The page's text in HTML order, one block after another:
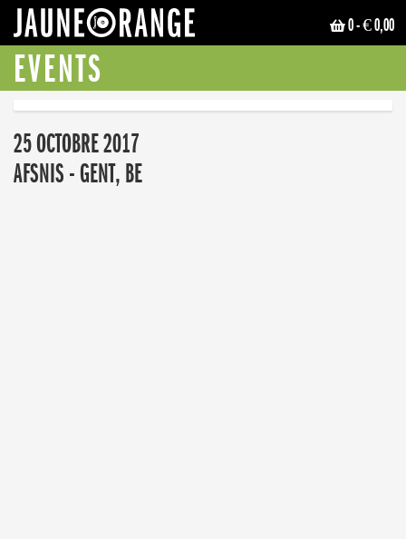
0- € 0,00
EVENTS
25 OCTOBRE 2017
AFSNIS - GENT, BE